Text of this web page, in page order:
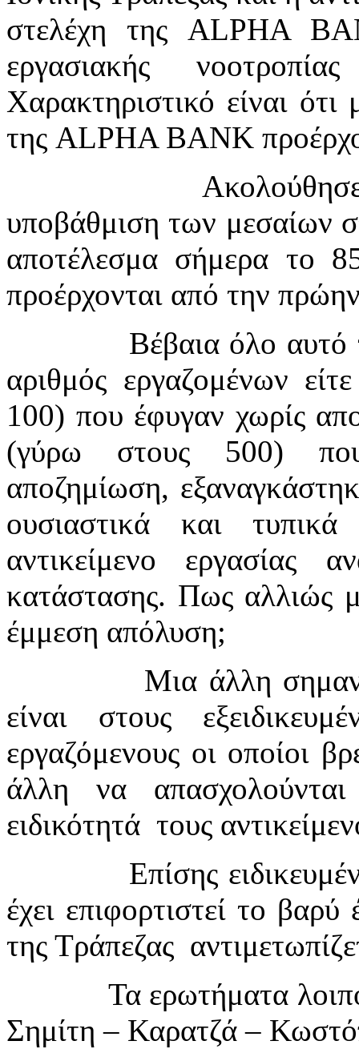
στελέχη της ALPHA
εργασιακής
Χαρακτηριστικό είναι
της ALPHA BANK
υποβάθμιση των μεσαίων
αποτέλεσμα σήμερα το
προέρχονται από την
Βέβαια όλο αυτό
αριθμός εργαζομένων
100) που έφυγαν χωρίς
(γύρω στους 500)
αποζημίωση,
ουσιαστικά και
αντικείμενο εργασίας
κατάστασης. Πως αλλιώς
έμμεση απόλυση;
Μια άλλη
είναι στους
εργαζόμενους οι οποίοι
άλλη να
ειδικότητά τους
Επίσης
έχει επιφορτιστεί το
της Τράπεζας
Τα ερωτήματα
Σημίτη – Καρατζά –